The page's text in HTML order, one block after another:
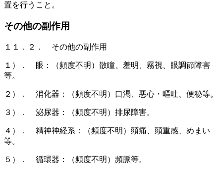
置を行うこと。
その他の副作用
１１．２． その他の副作用
１）． 眼：（頻度不明）散瞳、羞明、霧視、眼調節障害
等。
２）． 消化器：（頻度不明）口渇、悪心・嘔吐、便秘等。
３）． 泌尿器：（頻度不明）排尿障害。
４）． 精神神経系：（頻度不明）頭痛、頭重感、めまい
等。
５）． 循環器：（頻度不明）頻脈等。